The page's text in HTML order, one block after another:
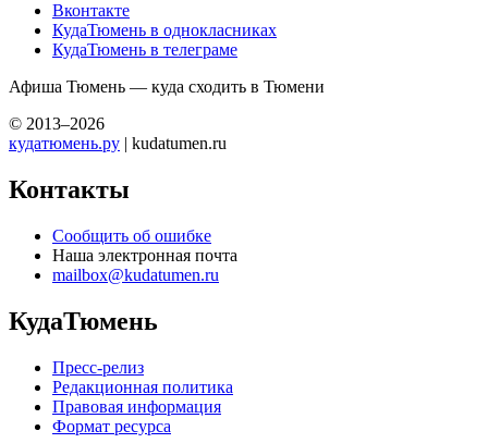
Вконтакте
КудаТюмень в однокласниках
КудаТюмень в телеграме
Афиша Тюмень — куда сходить в Тюмени
© 2013–2026
кудатюмень.ру | kudatumen.ru
Контакты
Сообщить об ошибке
Наша электронная почта
mailbox@kudatumen.ru
КудаТюмень
Пресс-релиз
Редакционная политика
Правовая информация
Формат ресурса